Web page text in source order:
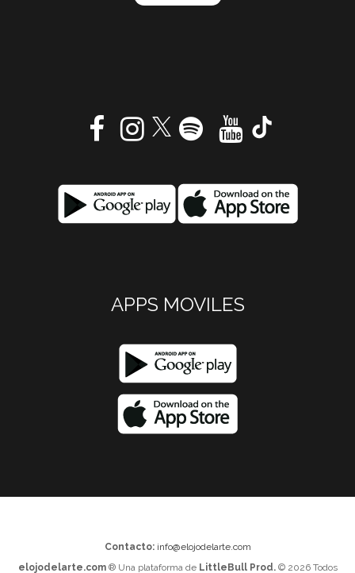
APPS MOVILES
Contacto: info@elojodelarte.com
elojodelarte.com® Una plataforma de LittleBull Prod.© 2026 Todos